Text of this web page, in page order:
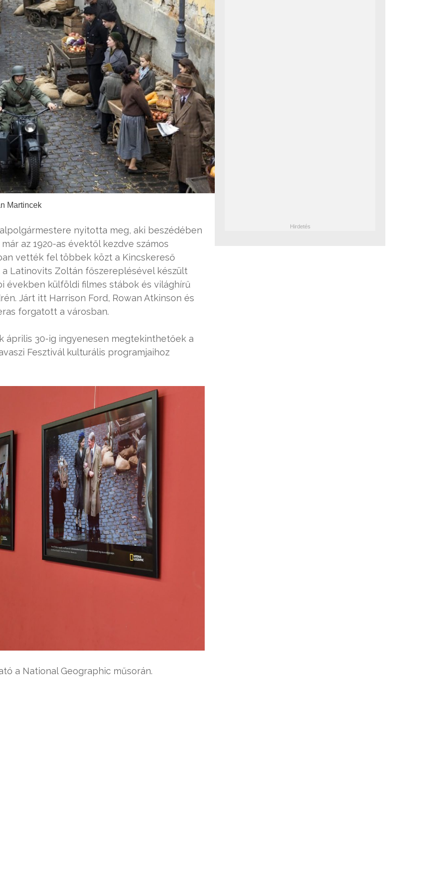
Martincek
nyitotta meg, aki beszédében
az 1920-as évektől kezdve számos
vették fel többek közt a Kincskereső
a Latinovits Zoltán főszereplésével készült
években külföldi filmes stábok és világhírű
Járt itt Harrison Ford, Rowan Atkinson és
forgatott a városban.
április 30-ig ingyenesen megtekinthetőek a
Fesztivál kulturális programjaihoz
a National Geographic műsorán.